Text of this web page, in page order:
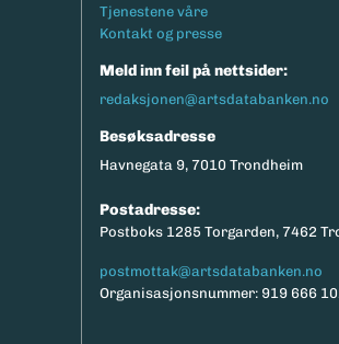
Tjenestene våre
Kontakt og presse
Meld inn feil på nettsider:
redaksjonen@artsdatabanken.no
Besøksadresse
Havnegata 9, 7010 Trondheim
Postadresse:
Postboks 1285 Torgarden, 7462
postmottak@artsdatabanken.no
Organisasjonsnummer: 919 666